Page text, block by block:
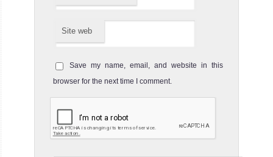
Site web
Save my name, email, and website in this
browser for the next time I comment.